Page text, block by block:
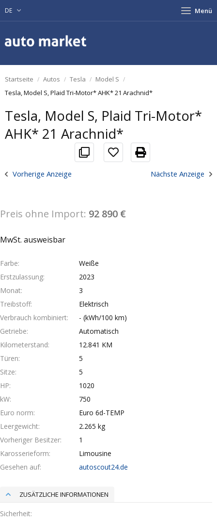
DE Menü
Startseite Autos Tesla
Model S
Tesla, Model S, Plaid Tri-Motor* AHK* 21 Arachnid*
Tesla, Model S, Plaid Tri-Motor*
AHK* 21 Arachnid*
Vorherige Anzeige Nächste Anzeige
Preis ohne Import: 92 890 €
MwSt. ausweisbar
Farbe
Weiße
Erstzulassung
2023
Monat
3
Treibstoff
Elektrisch
Verbrauch kombiniert
- (kWh/100 km)
Getriebe
Automatisch
Kilometerstand
12.841 KM
Türen
5
Sitze
5
HP
1020
kW
750
Euro norm
Euro 6d-TEMP
Leergewicht
2.265 kg
Vorheriger Besitzer
1
Karosserieform
Limousine
Gesehen auf
autoscout24.de
ZUSÄTZLICHE INFORMATIONEN
Sicherheit